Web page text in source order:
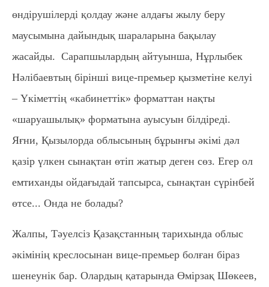
өндірушілерді қолдау және алдағы жылу беру
маусымына дайындық шараларына бақылау
жасайды. Сарапшылардың айтуынша, Нұрлыбек
Нәлібаевтың бірінші вице-премьер қызметіне келуі
– Үкіметтің «кабинеттік» форматтан нақты
«шаруашылық» форматына ауысуын білдіреді.
Яғни, Қызылорда облысының бұрынғы әкімі дәл
қазір үлкен сынақтан өтіп жатыр деген сөз. Егер ол
емтиханды ойдағыдай тапсырса, сынақтан сүрінбей
өтсе... Онда не болады?
Жалпы, Тәуелсіз Қазақстанның тарихында облыс
әкімінің креслосынан вице-премьер болған біраз
шенеунік бар. Олардың қатарында Өмірзақ Шөкеев,